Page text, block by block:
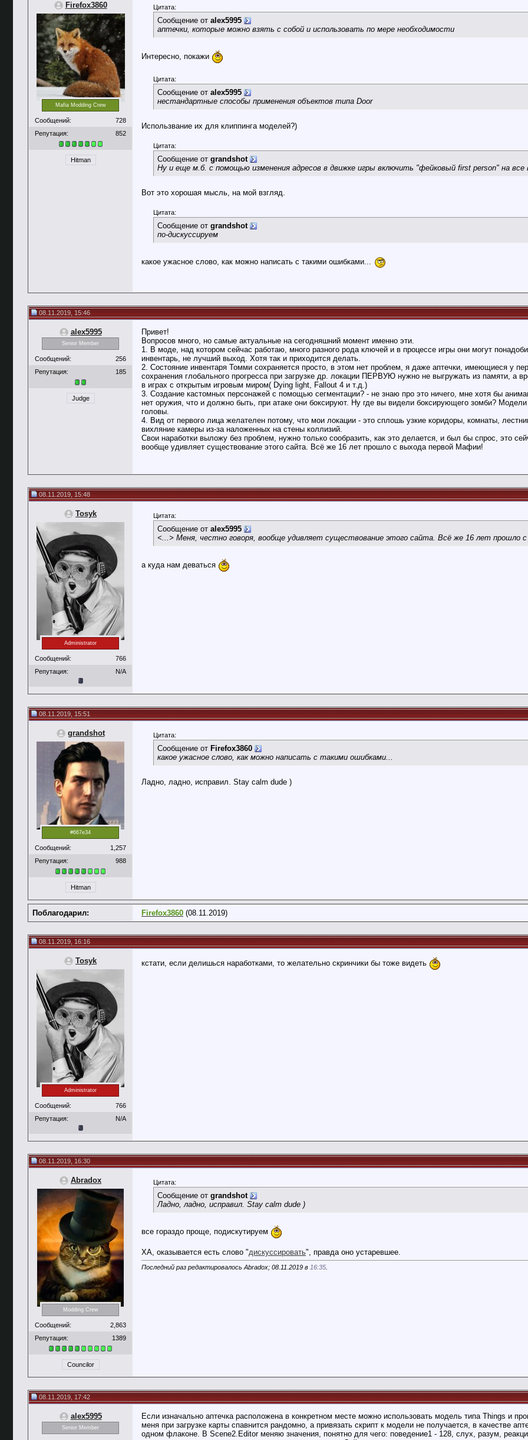
Firefox3860
Mafia Modding Crew
Сообщений:
728
Репутация:
852
Hitman
Цитата:
Сообщение от alex5995
аптечки, которые можно взять с собой и использовать по мере необходимости
Интересно, покажи
Цитата:
Сообщение от alex5995
нестандартные способы применения объектов типа Door
Использвание их для клиппинга моделей?)
Цитата:
Сообщение от grandshot
Ну и еще м.б. с помощью изменения адресов в движке игры включить "фейковый first person" на все
Вот это хорошая мысль, на мой взгляд.
Цитата:
Сообщение от grandshot
по-дискуссируем
какое ужасное слово, как можно написать с такими ошибками...
08.11.2019, 15:46
alex5995
Senior Member
Сообщений:
256
Репутация:
185
Judge
Привет!
Вопросов много, но самые актуальные на сегодняшний момент именно эти.
1. В моде, над котором сейчас работаю, много разного рода ключей и в процессе игры они могут
инвентарь, не лучший выход. Хотя так и приходится делать.
2. Состояние инвентаря Томми сохраняется просто, в этом нет проблем, я даже аптечки, имеющиеся у
сохранения глобального прогресса при загрузке др. локации ПЕРВУЮ нужно не выгружать из памяти, а
в играх с открытым игровым миром( Dying light, Fallout 4 и т.д.)
3. Создание кастомных персонажей с помощью сегментации? - не знаю про это ничего, мне хотя бы
нет оружия, что и должно быть, при атаке они боксируют. Ну где вы видели боксирующего зомби?
головы.
4. Вид от первого лица желателен потому, что мои локации - это сплошь узкие коридоры, комнаты,
вихляние камеры из-за наложенных на стены коллизий.
Свои наработки выложу без проблем, нужно только сообразить, как это делается, и был бы спрос, это
вообще удивляет существование этого сайта. Всё же 16 лет прошло с выхода первой Мафии!
08.11.2019, 15:48
Tosyk
Administrator
Сообщений:
766
Репутация:
N/A
Цитата:
Сообщение от alex5995
<...> Меня, честно говоря, вообще удивляет существование этого сайта. Всё же 16 лет прошло
а куда нам деваться
08.11.2019, 15:51
grandshot
#667e34
Сообщений:
1,257
Репутация:
988
Hitman
Цитата:
Сообщение от Firefox3860
какое ужасное слово, как можно написать с такими ошибками...
Ладно, ладно, исправил. Stay calm dude )
Поблагодарил: Firefox3860 (08.11.2019)
08.11.2019, 16:16
Tosyk
Administrator
Сообщений:
766
Репутация:
N/A
кстати, если делишься наработками, то желательно скринчики бы тоже видеть
08.11.2019, 16:30
Abradox
Modding Crew
Сообщений:
2,863
Репутация:
1389
Councilor
Цитата:
Сообщение от grandshot
Ладно, ладно, исправил. Stay calm dude )
все гораздо проще, подискутируем
ХА, оказывается есть слово "дискуссировать", правда оно устаревшее.
Последний раз редактировалось Abradox; 08.11.2019 в 16:35
08.11.2019, 17:42
alex5995
Senior Member
Если изначально аптечка расположена в конкретном месте можно использовать модель типа Things и
меня при загрузке карты спавнится рандомно, а привязать скрипт к модели не получается, в качестве
одном флаконе. В Scene2.Editor меняю значения, понятно для чего: поведение1 - 128, слух, разум,